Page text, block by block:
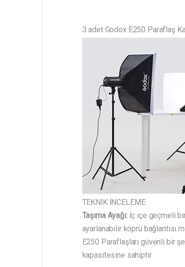
3 adet Godox E250 Paraflaş
TEKNİK İNCELEME
Taşıma Ayağı: İç içe geçmeli
ayarlanabilir köprü bağlantısı
E250 Paraflaşları güvenli bir
kapasitesine sahiptir.